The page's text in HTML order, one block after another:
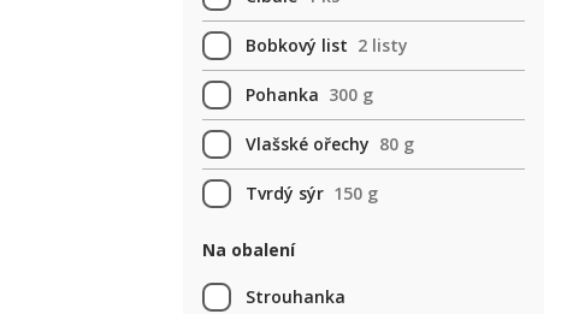
Bobkový list 2 listy
Pohanka 300 g
Vlašské ořechy 80 g
Tvrdý sýr 150 g
Na obalení
Strouhanka